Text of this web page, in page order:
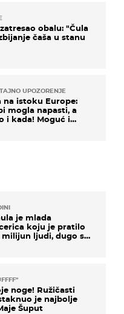
obalu: "Čula
čaša u stanu
UPOZORENJE
na istoku Europe:
mogla napasti, a
i kada! Moguć i
je mlada
koju je pratilo
milijun ljudi, dugo se
noge! Ružičasti
je najbolje
Šuput